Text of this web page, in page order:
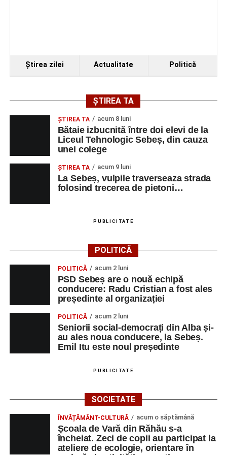
reprezintă doar începutul unei serii de concerte care vor
avea loc pe parcursul taberei, oferind comunității din
și de a lua parte la un veritabil schimb cultural prin
Adaugă-ne ca sursă preferată
Urmărește-ne pe Google News
iluminatului public pe timpul nopții, în contextul
apelului la economii al Guvernului Bolojan
Duminică, 23 august 2026, Râpa Roșie găzduiește
cea de-a III-a ediție a concursului „CicloAventurier
de Sebeș”
Primul concert din cadrul String Symphonic Camp
2026 a adus emoție și aplauze la Sebeș
Ştirea zilei Actualitate Politică
ȘTIREA TA
ŞTIREA TA acum 8 luni
Bătaie izbucnită între doi elevi de la
Liceul Tehnologic Sebeș, din cauza
unei colege
ŞTIREA TA acum 9 luni
La Sebeș, vulpile traverseaza strada
folosind trecerea de pietoni…
PUBLICITATE
POLITICĂ
POLITICĂ acum 2 luni
PSD Sebeș are o nouă echipă
conducere: Radu Cristian a fost ales
președinte al organizației
POLITICĂ acum 2 luni
Seniorii social-democrați din Alba și-
au ales noua conducere, la Sebeș.
Emil Itu este noul președinte
PUBLICITATE
SOCIETATE
ÎNVĂȚĂMÂNT-CULTURĂ acum o săptămână
Școala de Vară din Răhău s-a
încheiat. Zeci de copii au participat la
ateliere de ecologie, orientare în